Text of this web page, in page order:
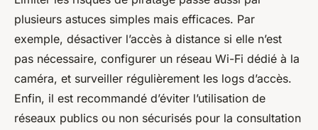
plusieurs astuces simples mais efficaces. Par
exemple, désactiver l’accès à distance si elle n’est
pas nécessaire, configurer un réseau Wi-Fi dédié à la
caméra, et surveiller régulièrement les logs d’accès.
Enfin, il est recommandé d’éviter l’utilisation de
réseaux publics ou non sécurisés pour la consultation